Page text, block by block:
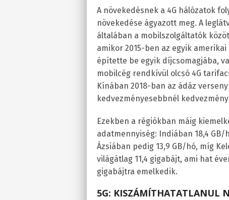
A növekedésnek a 4G hálózatok
növekedése ágyazott meg. A
általában a mobilszolgáltatók
amikor 2015-ben az egyik
építette be egyik díjcsomagjába,
mobilcég rendkívül olcsó 4G
Kínában 2018-ban az ádáz
kedvezményesebbnél
Ezekben a régiókban máig
adatmennyiség: Indiában 18,4 GB/
Ázsiában pedig 13,9 GB/hó, míg
világátlag 11,4 gigabájt, ami hat
gigabájtra emelkedik.
5G: KISZÁMÍTHATATLANUL